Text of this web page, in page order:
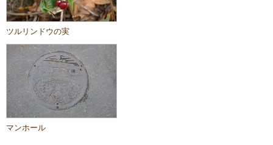
ツルリンドウの実
マンホール